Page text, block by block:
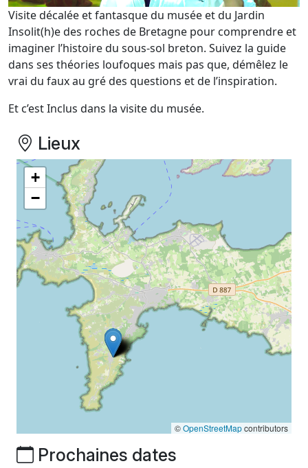
Visite décalée et fantasque du musée et du Jardin
Insolit(h)e des roches de Bretagne pour comprendre et
imaginer l’histoire du sous-sol breton. Suivez la guide
dans ses théories loufoques mais pas que, démêlez le
vrai du faux au gré des questions et de l’inspiration.
Et c’est Inclus dans la visite du musée.
Lieux
+
−
©OpenStreetMapcontributors
Prochaines dates